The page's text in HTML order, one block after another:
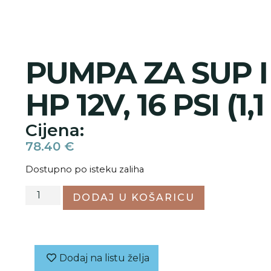
PUMPA ZA SUP
HP 12V, 16 PSI
Cijena:
78.40 €
Dostupno po isteku zaliha
DODAJ U KOŠARICU
Dodaj na listu želja